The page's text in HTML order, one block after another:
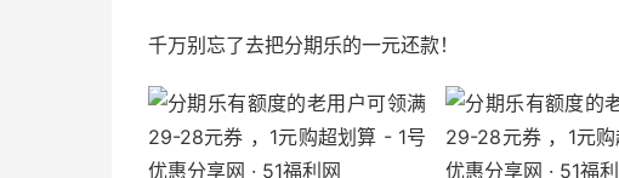
千万别忘了去把分期乐的一元还款！